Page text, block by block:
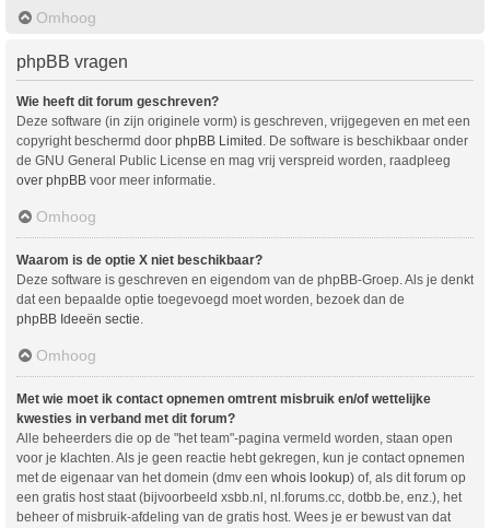
Omhoog
phpBB vragen
Wie heeft dit forum geschreven?
Deze software (in zijn originele vorm) is geschreven, vrijgegeven en met een
copyright beschermd door phpBB Limited . De software is beschikbaar onder
de GNU General Public License en mag vrij verspreid worden, raadpleeg
over phpBB voor meer informatie.
Omhoog
Waarom is de optie X niet beschikbaar?
Deze software is geschreven en eigendom van de phpBB-Groep. Als je denkt
dat een bepaalde optie toegevoegd moet worden, bezoek dan de
phpBB Ideeën sectie.
Omhoog
Met wie moet ik contact opnemen omtrent misbruik en/of wettelijke
kwesties in verband met dit forum?
Alle beheerders die op de "het team"-pagina vermeld worden, staan open
voor je klachten. Als je geen reactie hebt gekregen, kun je contact opnemen
met de eigenaar van het domein (dmv een whois lookup) of, als dit forum op
een gratis host staat (bijvoorbeeld xsbb.nl, nl.forums.cc, dotbb.be, enz.), het
beheer of misbruik-afdeling van de gratis host. Wees je er bewust van dat